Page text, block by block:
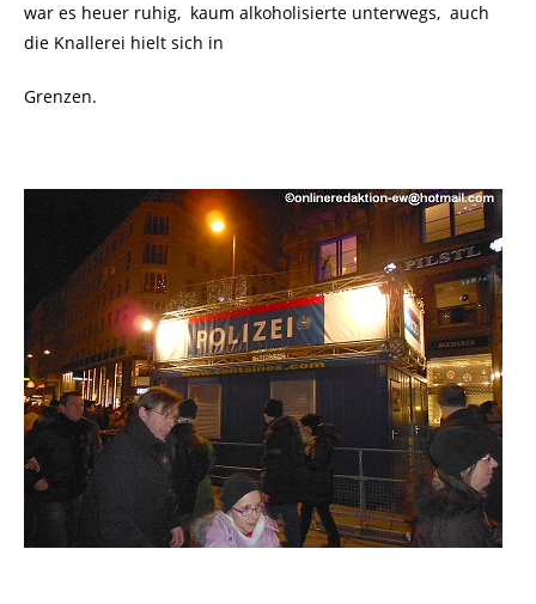
war es heuer ruhig, kaum alkoholisierte unterwegs, auch
die Knallerei hielt sich in
Grenzen.